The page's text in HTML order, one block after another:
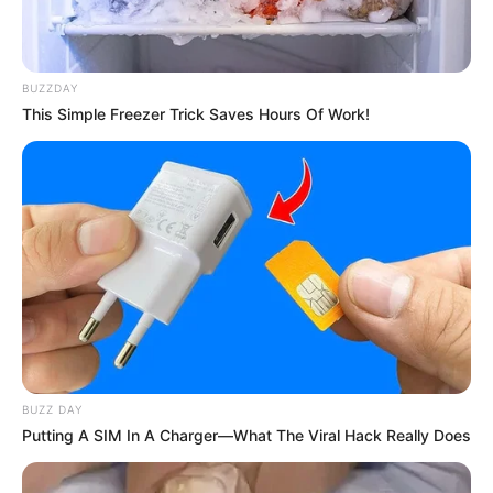
Tahun 1930 merupakan tahun keemasan olahraga panjat tebing.
Tentara Nasional Indonesia dan mahasiswa pecinta alam.
BUZZDAY
This Simple Freezer Trick Saves Hours Of Work!
BUZZ DAY
Putting A SIM In A Charger—What The Viral Hack Really Does